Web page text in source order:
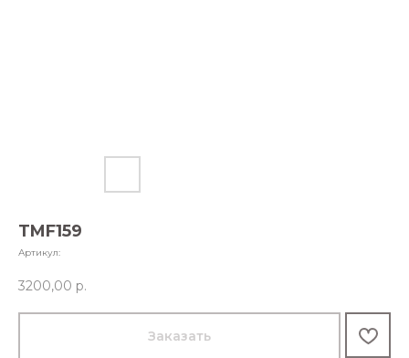
TMF159
Артикул:
3200,00 р.
Заказать